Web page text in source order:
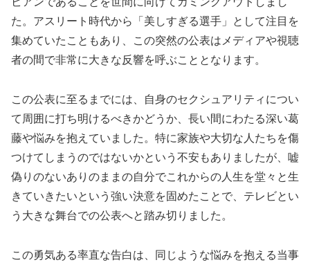
た。アスリート時代から「美しすぎる選手」として注目を
集めていたこともあり、この突然の公表はメディアや視聴
者の間で非常に大きな反響を呼ぶこととなります。
この公表に至るまでには、自身のセクシュアリティについ
て周囲に打ち明けるべきかどうか、長い間にわたる深い葛
藤や悩みを抱えていました。特に家族や大切な人たちを傷
つけてしまうのではないかという不安もありましたが、嘘
偽りのないありのままの自分でこれからの人生を堂々と生
きていきたいという強い決意を固めたことで、テレビとい
う大きな舞台での公表へと踏み切りました。
この勇気ある率直な告白は、同じような悩みを抱える当事